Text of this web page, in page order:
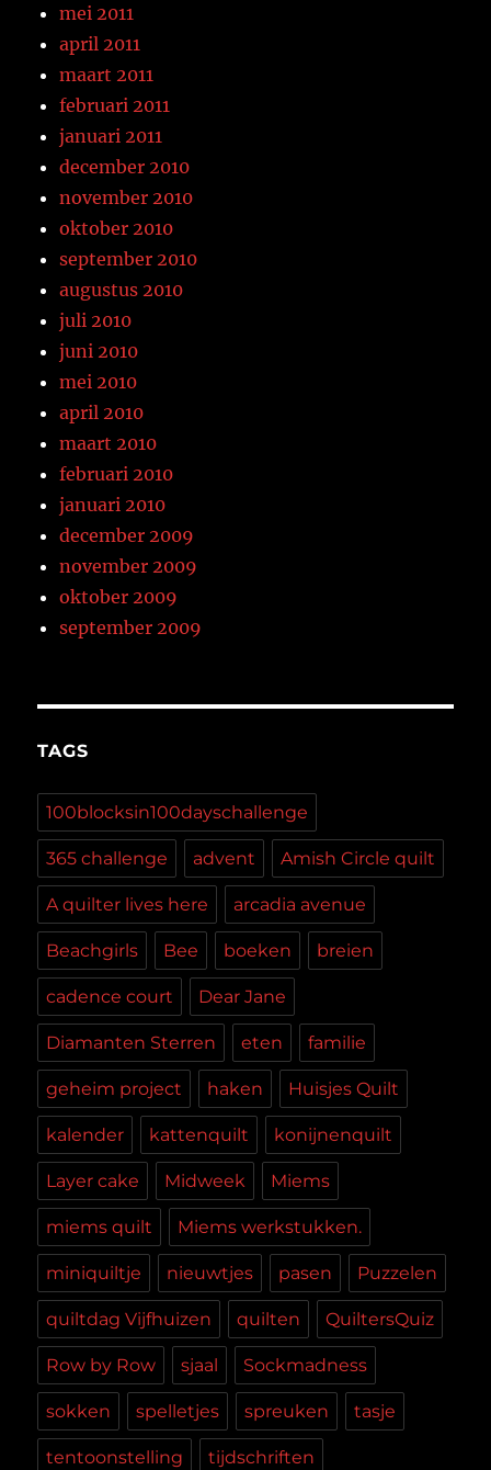
mei 2011
april 2011
maart 2011
februari 2011
januari 2011
december 2010
november 2010
oktober 2010
september 2010
augustus 2010
juli 2010
juni 2010
mei 2010
april 2010
maart 2010
februari 2010
januari 2010
december 2009
november 2009
oktober 2009
september 2009
TAGS
100blocksin100dayschallenge
365 challenge advent Amish Circle quilt
A quilter lives here arcadia avenue
Beachgirls Bee boeken breien
cadence court Dear Jane
Diamanten Sterren eten familie
geheim project haken Huisjes Quilt
kalender kattenquilt konijnenquilt
Layer cake Midweek Miems
miems quilt Miems werkstukken.
miniquiltje nieuwtjes pasen Puzzelen
quiltdag Vijfhuizen quilten QuiltersQuiz
Row by Row sjaal Sockmadness
sokken spelletjes spreuken tasje
tentoonstelling tijdschriften